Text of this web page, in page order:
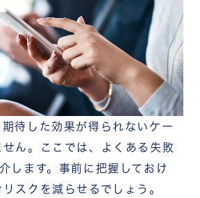
待した効果が得られないケー
せん。ここでは、よくある失敗
します。事前に把握しておけ
スクを減らせるでしょう。